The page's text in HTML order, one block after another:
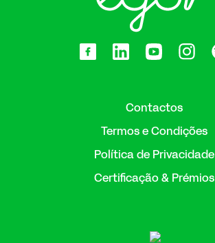
Contactos
Termos e Condições
Política de Privacidade
Certificação & Prémios